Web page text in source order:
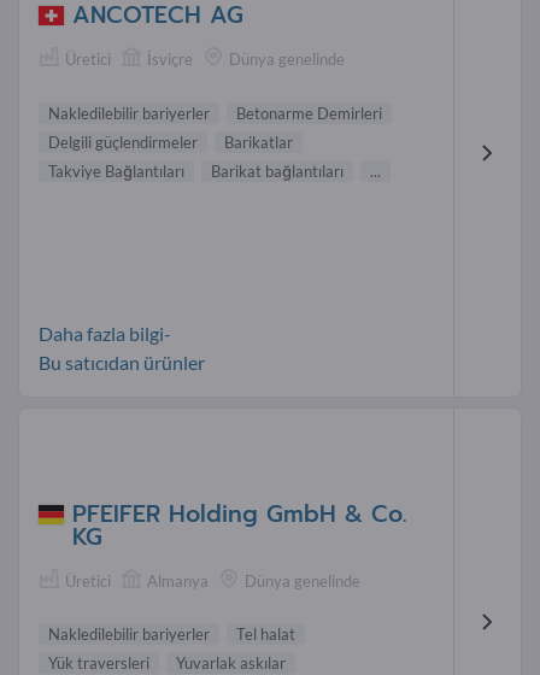
ANCOTECH AG
Üretici İsviçre Dünya genelinde
Nakledilebilir bariyerler
Betonarme Demirleri
Delgili güçlendirmeler
Barikatlar
Takviye Bağlantıları
Barikat bağlantıları ...
Daha fazla bilgi-
Bu satıcıdan ürünler
PFEIFER Holding GmbH & Co.
KG
Üretici Almanya Dünya genelinde
Nakledilebilir bariyerler
Tel halat
Yük traversleri
Yuvarlak askılar